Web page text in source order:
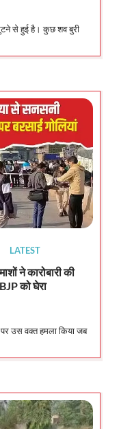
से हुई है। कुछ शव बुरी
LATEST
ने कारोबारी की
को घेरा
उस वक्त हमला किया जब